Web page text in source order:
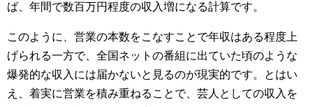
ば、年間で数百万円程度の収入増になる計算です。
このように、営業の本数をこなすことで年収はある程度上
げられる一方で、全国ネットの番組に出ていた頃のような
爆発的な収入には届かないと見るのが現実的です。とはい
え、着実に営業を積み重ねることで、芸人としての収入を